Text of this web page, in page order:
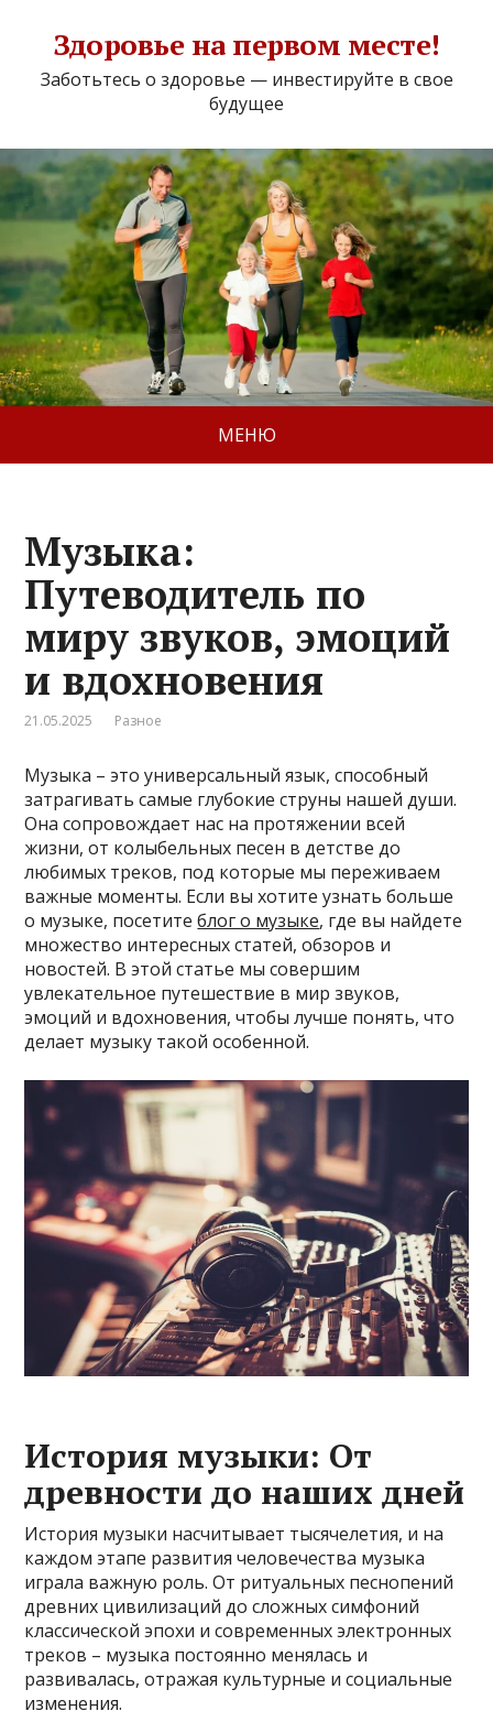
Здоровье на первом месте!
Заботьтесь о здоровье — инвестируйте в свое
будущее
МЕНЮ
Музыка:
Путеводитель по
миру звуков, эмоций
и вдохновения
21.05.2025 Разное
Музыка – это универсальный язык, способный
затрагивать самые глубокие струны нашей души.
Она сопровождает нас на протяжении всей
жизни, от колыбельных песен в детстве до
любимых треков, под которые мы переживаем
важные моменты. Если вы хотите узнать больше
о музыке, посетитеблог о музыке, где вы найдете
множество интересных статей, обзоров и
новостей. В этой статье мы совершим
увлекательное путешествие в мир звуков,
эмоций и вдохновения, чтобы лучше понять, что
делает музыку такой особенной.
История музыки: От
древности до наших дней
История музыки насчитывает тысячелетия, и на
каждом этапе развития человечества музыка
играла важную роль. От ритуальных песнопений
древних цивилизаций до сложных симфоний
классической эпохи и современных электронных
треков – музыка постоянно менялась и
развивалась, отражая культурные и социальные
изменения.